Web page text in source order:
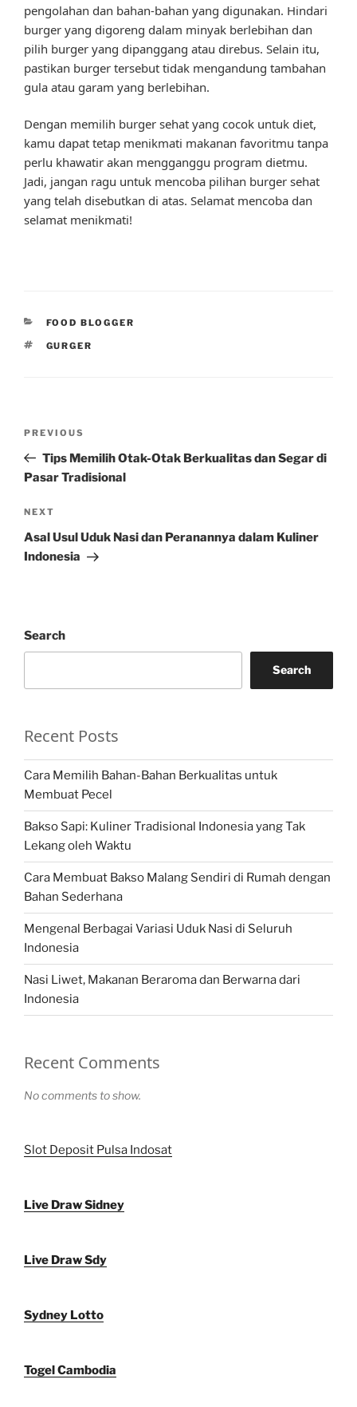
pengolahan dan bahan-bahan yang digunakan. Hindari
burger yang digoreng dalam minyak berlebihan dan
pilih burger yang dipanggang atau direbus. Selain itu,
pastikan burger tersebut tidak mengandung tambahan
gula atau garam yang berlebihan.
Dengan memilih burger sehat yang cocok untuk diet,
kamu dapat tetap menikmati makanan favoritmu tanpa
perlu khawatir akan mengganggu program dietmu.
Jadi, jangan ragu untuk mencoba pilihan burger sehat
yang telah disebutkan di atas. Selamat mencoba dan
selamat menikmati!
CATEGORIES
FOOD BLOGGER
TAGS
GURGER
Previous
Post
PREVIOUS
Tips Memilih Otak-Otak Berkualitas dan Segar di
Pasar Tradisional
Next
Post
NEXT
Asal Usul Uduk Nasi dan Peranannya dalam Kuliner
Indonesia
Search
Search
Recent Posts
Cara Memilih Bahan-Bahan Berkualitas untuk
Membuat Pecel
Bakso Sapi: Kuliner Tradisional Indonesia yang Tak
Lekang oleh Waktu
Cara Membuat Bakso Malang Sendiri di Rumah dengan
Bahan Sederhana
Mengenal Berbagai Variasi Uduk Nasi di Seluruh
Indonesia
Nasi Liwet, Makanan Beraroma dan Berwarna dari
Indonesia
Recent Comments
No comments to show.
Slot Deposit Pulsa Indosat
Live Draw Sidney
Live Draw Sdy
Sydney Lotto
Togel Cambodia